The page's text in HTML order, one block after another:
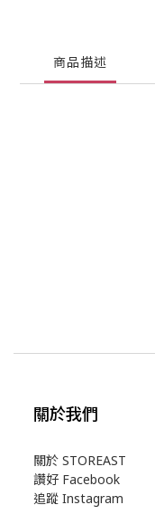
商品描述
關於我們
關於 STOREAST
讚好 Facebook
追蹤 Instagram